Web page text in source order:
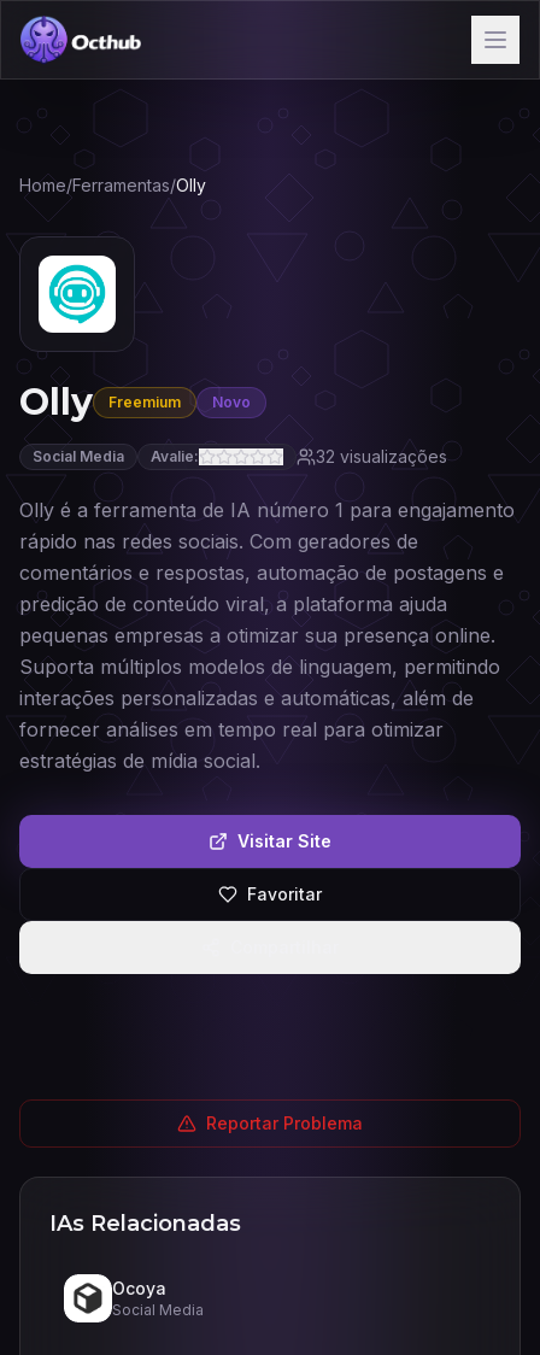
Home/Ferramentas/Olly
Olly Freemium Novo
Social Media Avalie: 32 visualizações
Olly é a ferramenta de IA número 1 para engajamento
rápido nas redes sociais. Com geradores de
comentários e respostas, automação de postagens e
predição de conteúdo viral, a plataforma ajuda
pequenas empresas a otimizar sua presença online.
Suporta múltiplos modelos de linguagem, permitindo
interações personalizadas e automáticas, além de
fornecer análises em tempo real para otimizar
estratégias de mídia social.
Visitar Site
Favoritar
Reportar Problema
IAs Relacionadas
Ocoya
Social Media